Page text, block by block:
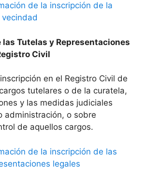
de la inscripción de la
Tutelas y Representaciones
Civil
en el Registro Civil de
tutelares o de la curatela,
y las medidas judiciales
administración, o sobre
de aquellos cargos.
de la inscripción de las
legales